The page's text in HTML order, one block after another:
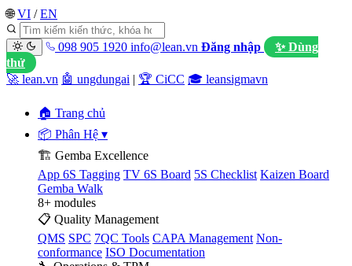
🌐 VI / EN
098 905 1920 info@lean.vn Đăng nhập
✨ Dùng
thử
🚀 lean.vn 🤖 ungdungai | 🏆 CiCC 🎓 leansigmavn
🏠 Trang chủ
📦 Phân Hệ ▾
🏗️ Gemba Excellence
App 6S Tagging TV 6S Board 5S Checklist Kaizen Board
Gemba Walk
8+ modules
📋 Quality Management
QMS SPC 7QC Tools CAPA Management Non-
conformance ISO Documentation